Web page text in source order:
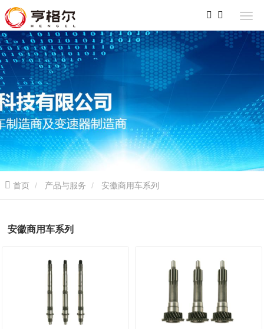
首页 产品与服务 安徽商用车系列
安徽商用车系列